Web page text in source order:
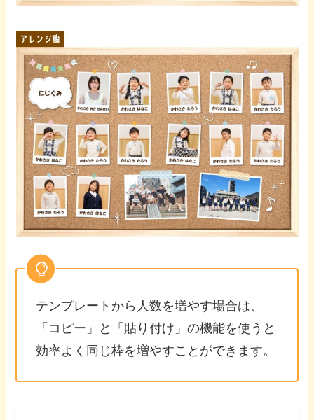
テンプレートから人数を増やす場合は、
「コピー」と「貼り付け」の機能を使うと
効率よく同じ枠を増やすことができます。